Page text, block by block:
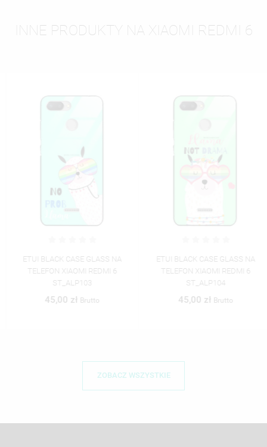
INNE PRODUKTY NA XIAOMI REDMI 6
ETUI BLACK CASE GLASS NA
TELEFON XIAOMI REDMI 6
ST_ALP103
45,00 złBrutto
ETUI BLACK CASE GLASS NA
TELEFON XIAOMI REDMI 6
ST_ALP104
45,00 złBrutto
ZOBACZ WSZYSTKIE